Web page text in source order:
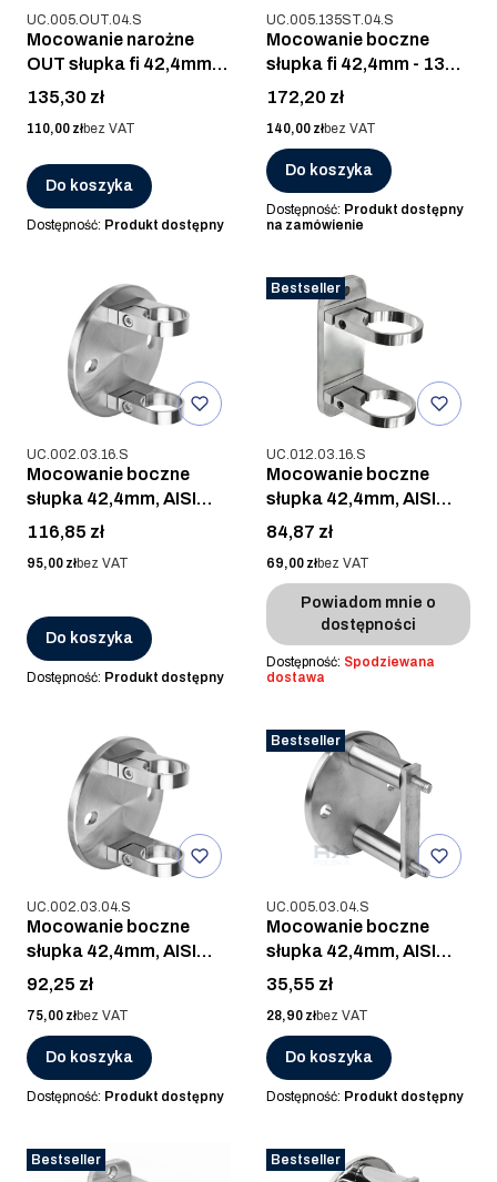
Kod produktu
UC.005.OUT.04.S
Mocowanie narożne
OUT słupka fi 42,4mm
AISI 304, SZLIF
Cena
135,30 zł
Cena
110,00 złbez VAT
Do koszyka
Dostępność: Produkt dostępny
Kod produktu
UC.005.135ST.04.S
Mocowanie boczne
słupka fi 42,4mm - 135°
AISI 304 SZLIF
Cena
172,20 zł
Cena
140,00 złbez VAT
Do koszyka
Dostępność: Produkt dostępny
na zamówienie
Kod produktu
UC.002.03.16.S
Mocowanie boczne
słupka 42,4mm, AISI
316, SZLIF
Cena
116,85 zł
Cena
95,00 złbez VAT
Do koszyka
Dostępność: Produkt dostępny
Bestseller
Kod produktu
UC.012.03.16.S
Mocowanie boczne
słupka 42,4mm, AISI
316, SZLIF
Cena
84,87 zł
Cena
69,00 złbez VAT
Powiadom mnie o
dostępności
Dostępność: Spodziewana
dostawa
Kod produktu
UC.002.03.04.S
Mocowanie boczne
słupka 42,4mm, AISI
304, SZLIF
Cena
92,25 zł
Cena
75,00 złbez VAT
Do koszyka
Dostępność: Produkt dostępny
Bestseller
Kod produktu
UC.005.03.04.S
Mocowanie boczne
słupka 42,4mm, AISI
304, SZLIF
Cena
35,55 zł
Cena
28,90 złbez VAT
Do koszyka
Dostępność: Produkt dostępny
Bestseller Bestseller